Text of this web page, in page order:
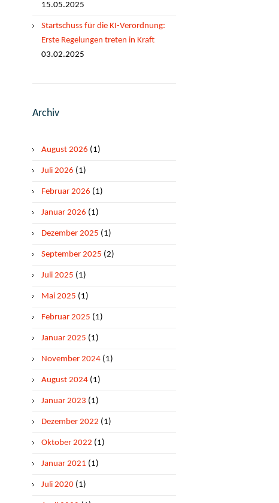
15.05.2025
Startschuss für die KI-Verordnung:
Erste Regelungen treten in Kraft
03.02.2025
Archiv
August 2026 (1)
Juli 2026 (1)
Februar 2026 (1)
Januar 2026 (1)
Dezember 2025 (1)
September 2025 (2)
Juli 2025 (1)
Mai 2025 (1)
Februar 2025 (1)
Januar 2025 (1)
November 2024 (1)
August 2024 (1)
Januar 2023 (1)
Dezember 2022 (1)
Oktober 2022 (1)
Januar 2021 (1)
Juli 2020 (1)